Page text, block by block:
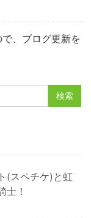
、ブログ更新を
(スペチケ)と虹
士！